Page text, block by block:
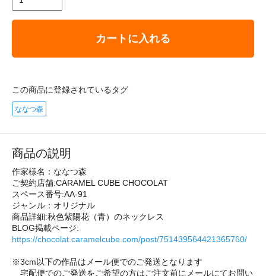
カートに入れる
この商品に登録されているタグ
ななつ森
商品の説明
作家様名：ななつ森
ご契約店舗:CARAMEL CUBE CHOCOLAT
スペース番号:AA-91
ジャンル：オリジナル
商品詳細:秋色紫陽花（青）のネックレス
BLOG掲載ページ:
https://chocolat.caramelcube.com/post/751439564421365760/
※3cm以下の作品はメール便でのご発送となります
宅配便でのご発送をご希望の方はご注文前にメールにてお問い